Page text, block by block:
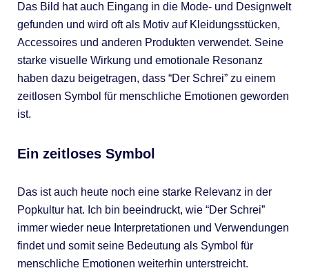
Das Bild hat auch Eingang in die Mode- und Designwelt
gefunden und wird oft als Motiv auf Kleidungsstücken,
Accessoires und anderen Produkten verwendet. Seine
starke visuelle Wirkung und emotionale Resonanz
haben dazu beigetragen, dass “Der Schrei” zu einem
zeitlosen Symbol für menschliche Emotionen geworden
ist.
Ein zeitloses Symbol
Das ist auch heute noch eine starke Relevanz in der
Popkultur hat. Ich bin beeindruckt, wie “Der Schrei”
immer wieder neue Interpretationen und Verwendungen
findet und somit seine Bedeutung als Symbol für
menschliche Emotionen weiterhin unterstreicht.